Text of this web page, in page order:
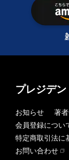
プレジデ
お知らせ 著
会員登録につい
特定商取引法に
お問い合わせ